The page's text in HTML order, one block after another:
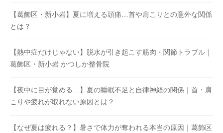
【葛飾区・新小岩】夏に増える頭痛…首や肩こりとの意外な関係
とは？
【熱中症だけじゃない】脱水が引き起こす筋肉・関節トラブル｜
葛飾区・新小岩 かつしか整骨院
【夜中に目が覚める…】夏の睡眠不足と自律神経の関係｜首・肩
こりや疲れが取れない原因とは？
【なぜ夏は疲れる？】暑さで体力が奪われる本当の原因｜葛飾区